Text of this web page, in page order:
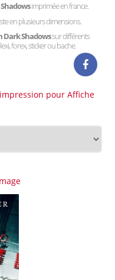
imprimée en france.
en plusieurs dimensions.
Dark Shadowssur différents
forex, sticker ou bache.
pour Affiche